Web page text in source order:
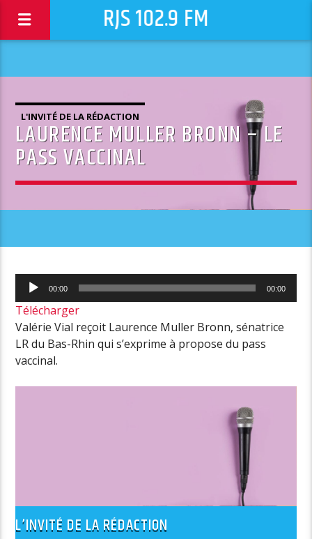
RJS 102.9 FM
L'INVITÉ DE LA RÉDACTION
LAURENCE MULLER BRONN – LE
PASS VACCINAL
Lecteur
audio
00:00 00:00
Télécharger
Valérie Vial reçoit Laurence Muller Bronn, sénatrice
LR du Bas-Rhin qui s’exprime à propose du pass
vaccinal.
L’INVITÉ DE LA RÉDACTION